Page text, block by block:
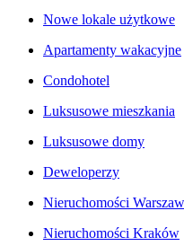
Nowe lokale użytkowe
Apartamenty wakacyjne
Condohotel
Luksusowe mieszkania
Luksusowe domy
Deweloperzy
Nieruchomości
Nieruchomości Kraków